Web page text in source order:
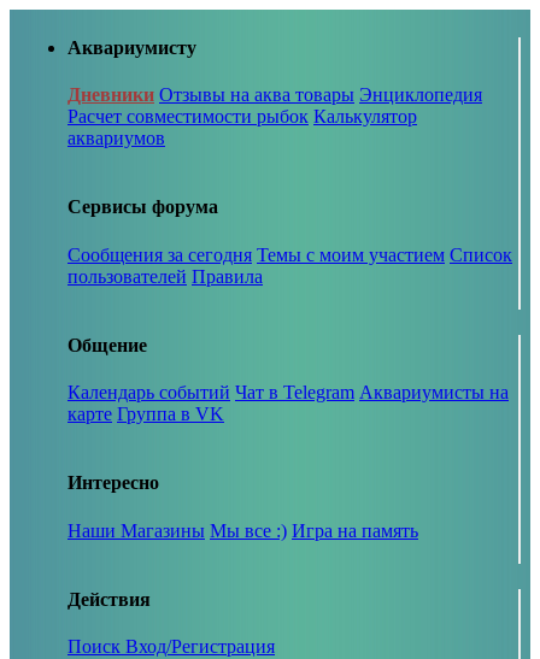
Аквариумисту
Дневники Отзывы на аква товары Энциклопедия
Расчет совместимости рыбок Калькулятор
аквариумов
Сервисы форума
Сообщения за сегодня Темы с моим участием Список
пользователей Правила
Общение
Календарь событий Чат в Telegram Аквариумисты на
карте Группа в VK
Интересно
Наши Магазины Мы все :) Игра на память
Действия
Поиск Вход/Регистрация